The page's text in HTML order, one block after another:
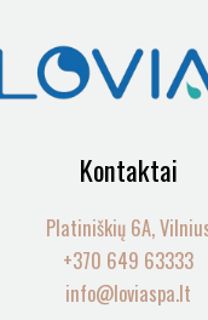
Kontaktai
Platiniškių 6A,
+370 649 63333
info@loviaspa.lt